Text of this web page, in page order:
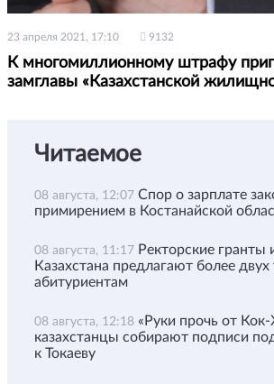
23 апреля 2021, 17:10 9132
К многомиллионному штрафу
замглавы «Казахстанской
Читаемое
08 августа, 12:07 Спор о зарплате
примирением в Костанайской
08 августа, 11:17 Ректорские гранты
Казахстана предлагают более
абитуриентам
08 августа, 12:18 «Руки прочь от
казахстанцы собирают подписи
к Токаеву